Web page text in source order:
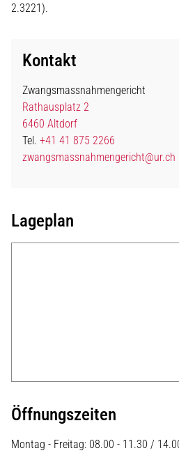
2.3221).
Kontakt
Zwangsmassnahmengericht
Rathausplatz 2
6460 Altdorf
Tel. +41 41 875 2266
zwangsmassnahmengericht@ur.ch
Lageplan
Öffnungszeiten
Montag - Freitag: 08.00 - 11.30 /